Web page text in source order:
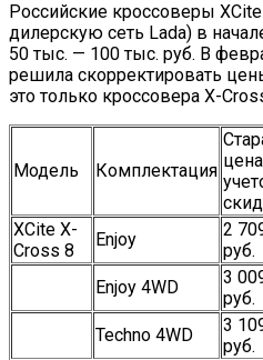
Российские кроссоверы
дилерскую сеть Lada) в
50 тыс. — 100 тыс. руб. В
решила скорректировать
это только кроссовера X-
Модель Комплектация
XCite X-
Cross 8
Enjoy
2
руб.
Enjoy 4WD
3
руб.
Techno 4WD
3
руб.